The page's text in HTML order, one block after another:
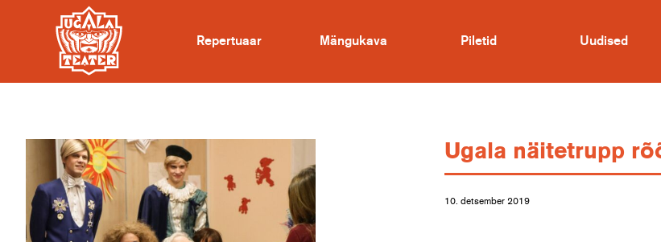
Repertuaar Mängukava Piletid Uudised
Ugala näitetrupp
10. detsember 2019